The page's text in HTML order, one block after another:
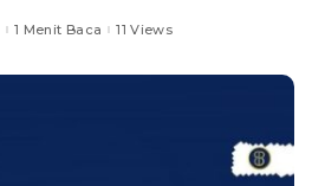
1 Menit Baca 11 Views